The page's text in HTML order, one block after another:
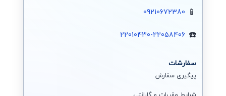
09210672380
22010430-22058406
سفارشات
پیگیری سفارش